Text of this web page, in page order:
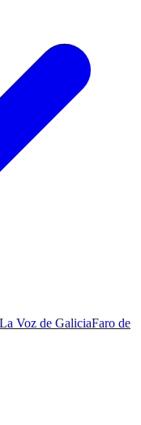
La Voz de GaliciaFaro de